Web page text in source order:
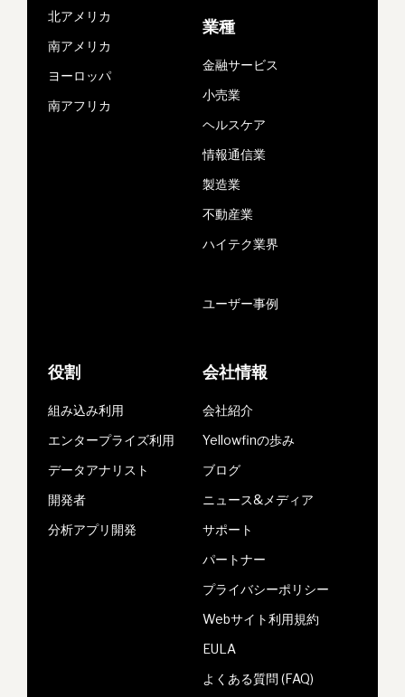
北アメリカ
南アメリカ
ヨーロッパ
南アフリカ
業種
金融サービス
小売業
ヘルスケア
情報通信業
製造業
不動産業
ハイテク業界
ユーザー事例
役割
組み込み利用
エンタープライズ利用
データアナリスト
開発者
分析アプリ開発
会社情報
会社紹介
Yellowfinの歩み
ブログ
ニュース&メディア
サポート
パートナー
プライバシーポリシー
Webサイト利用規約
EULA
よくある質問 (FAQ)